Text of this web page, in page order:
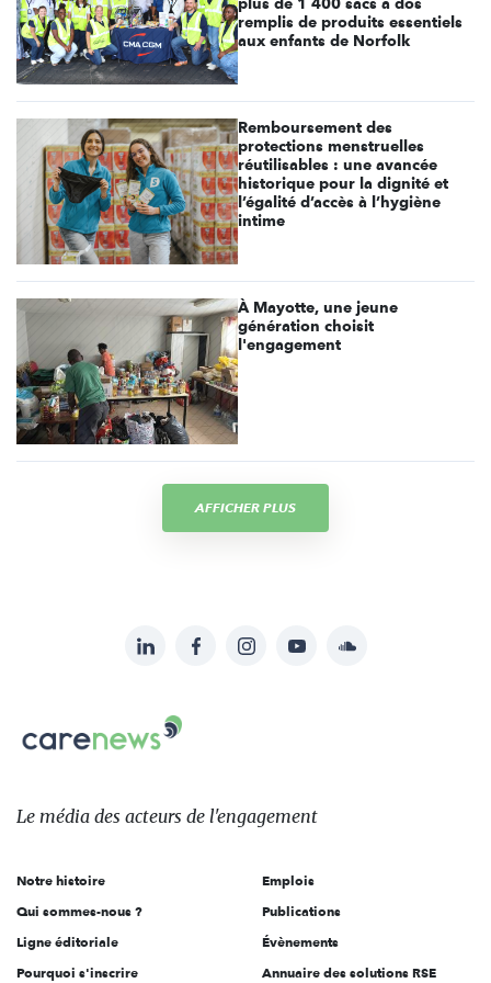
plus de 1 400 sacs à dos
remplis de produits essentiels
aux enfants de Norfolk
Remboursement des
protections menstruelles
réutilisables : une avancée
historique pour la dignité et
l’égalité d’accès à l’hygiène
intime
À Mayotte, une jeune
génération choisit
l'engagement
AFFICHER PLUS
sur:
LinkedInFacebookInstagramYouTubeSoundcloud
Le
des
l'engagement
Le média des acteurs de l'engagement
Notre histoire
Qui sommes-nous ?
Ligne éditoriale
Pourquoi s'inscrire
Emplois
Publications
Évènements
Annuaire des solutions RSE